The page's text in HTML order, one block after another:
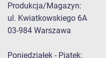
Produkcja/Magazyn:
ul. Kwiatkowskiego 6A
03-984 Warszawa
Poniedziałek - Piątek: